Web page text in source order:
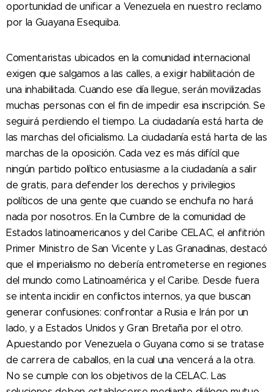
oportunidad de unificar a Venezuela en nuestro reclamo
por la Guayana Esequiba.
Comentaristas ubicados en la comunidad internacional
exigen que salgamos a las calles, a exigir habilitación de
una inhabilitada. Cuando ese día llegue, serán movilizadas
muchas personas con el fin de impedir esa inscripción. Se
seguirá perdiendo el tiempo. La ciudadanía está harta de
las marchas del oficialismo. La ciudadanía está harta de las
marchas de la oposición. Cada vez es más difícil que
ningún partido político entusiasme a la ciudadanía a salir
de gratis, para defender los derechos y privilegios
políticos de una gente que cuando se enchufa no hará
nada por nosotros. En la Cumbre de la comunidad de
Estados latinoamericanos y del Caribe CELAC, el anfitrión
Primer Ministro de San Vicente y Las Granadinas, destacó
que el imperialismo no debería entrometerse en regiones
del mundo como Latinoamérica y el Caribe. Desde fuera
se intenta incidir en conflictos internos, ya que buscan
generar confusiones: confrontar a Rusia e Irán por un
lado, y a Estados Unidos y Gran Bretaña por el otro.
Apuestando por Venezuela o Guyana como si se tratase
de carrera de caballos, en la cual una vencerá a la otra.
No se cumple con los objetivos de la CELAC. Las